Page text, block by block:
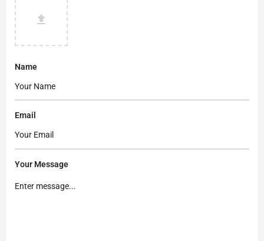
Name
Email
Your Message